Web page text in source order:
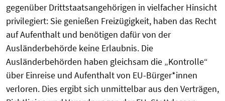
gegenüber Drittstaatsangehörigen in vielfacher Hinsicht
privilegiert: Sie genießen Freizügigkeit, haben das Recht
auf Aufenthalt und benötigen dafür von der
Ausländerbehörde keine Erlaubnis. Die
Ausländerbehörden haben gleichsam die „Kontrolle“
über Einreise und Aufenthalt von EU-Bürger*innen
verloren. Dies ergibt sich unmittelbar aus den Verträgen,